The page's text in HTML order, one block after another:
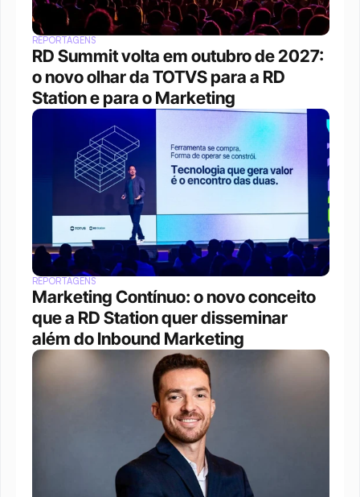
REPORTAGENS
RD Summit volta em outubro de 2027:
o novo olhar da TOTVS para a RD
Station e para o Marketing
REPORTAGENS
Marketing Contínuo: o novo conceito
que a RD Station quer disseminar
além do Inbound Marketing